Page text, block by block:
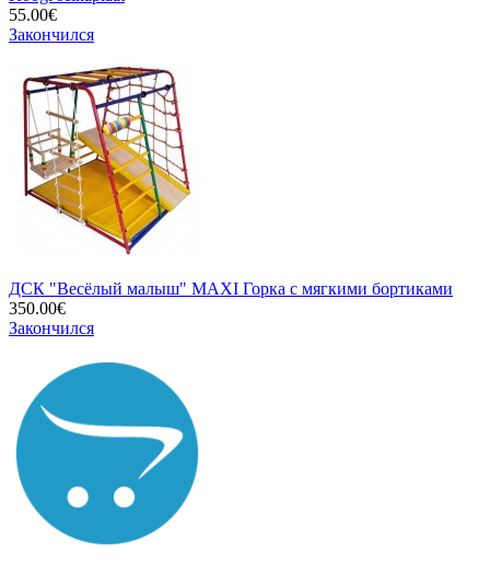
55.00€
Закончился
ДСК "Весёлый малыш" MAXI Горка с мягкими бортиками
350.00€
Закончился